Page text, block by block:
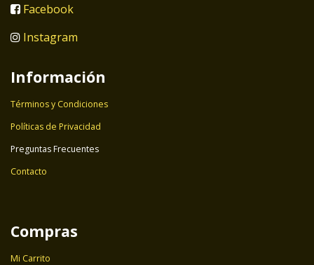
Facebook
Instagram
Información
Términos y Condiciones
Políticas de Privacidad
Preguntas Frecuentes
Contacto
Compras
Mi Carrito